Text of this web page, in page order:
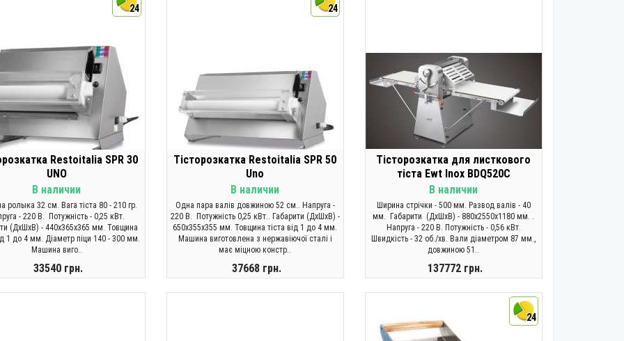
24
Restoitalia SPR 30
UNO
В наличии
ролыка 32 см. Вага тіста 80 - 210 гр.
- 220 В. Потужність - 0,25 кВт.
(ДхШхВ) - 440x365x365 мм. Товщина
1 до 4 мм. Діаметр піци 140 - 300 мм.
Машина виго..
33540 грн.
24
Тісторозкатка Restoitalia SPR 50
Uno
В наличии
Одна пара валів довжиною 52 см.. Напруга -
220 В. Потужність 0,25 кВт.. Габарити (ДхШхВ) -
650x355x355 мм. Товщина тіста від 1 до 4 мм.
Машина виготовлена з нержавіючої сталі і
має міцною констр..
37668 грн.
Тісторозкатка для листкового
тіста Ewt Inox BDQ520C
В наличии
Ширина стрічки - 500 мм. Развод валів - 40
мм. Габарити (ДхШхВ) - 880x2550x1180 мм. .
Напруга - 220 В. Потужність - 0,56 кВт.
Швидкість - 32 об./хв. Вали діаметром 87 мм.,
довжиною 51..
137772 грн.
24